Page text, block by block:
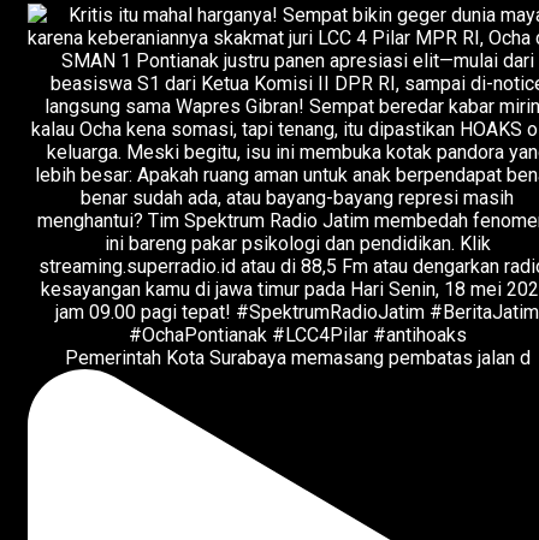
Pemerintah Kota Surabaya memasang pembatas jalan d